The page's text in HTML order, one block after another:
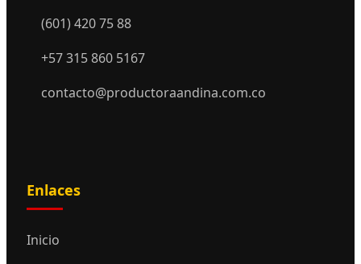
(601) 420 75 88
+57 315 860 5167
contacto@productoraandina.com.co
Enlaces
Inicio